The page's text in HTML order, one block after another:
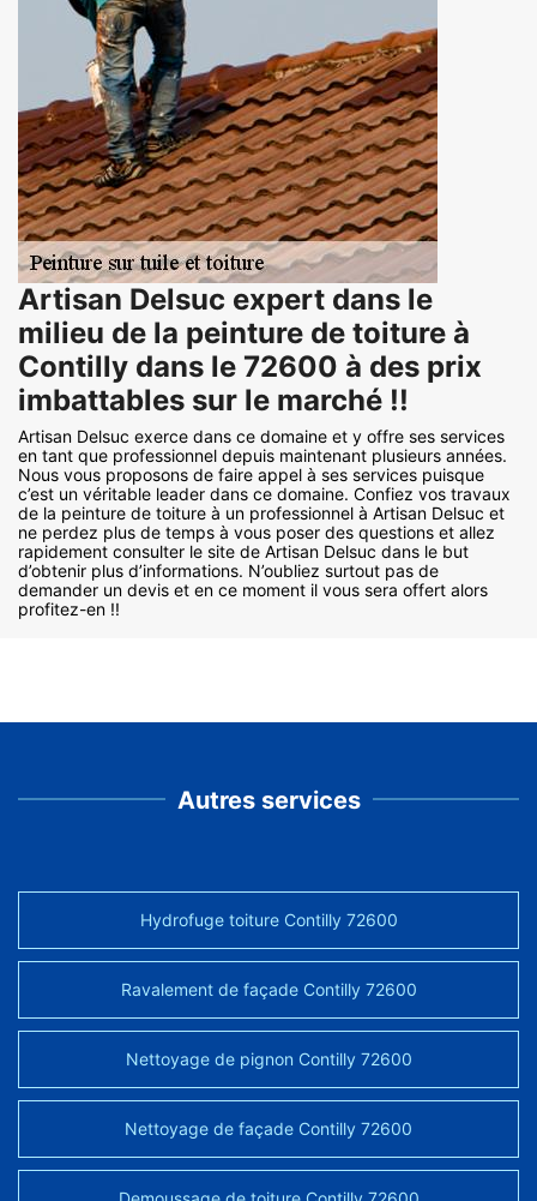
Artisan Delsuc expert dans le
milieu de la peinture de toiture à
Contilly dans le 72600 à des prix
imbattables sur le marché !!
Artisan Delsuc exerce dans ce domaine et y offre ses services
en tant que professionnel depuis maintenant plusieurs années.
Nous vous proposons de faire appel à ses services puisque
c’est un véritable leader dans ce domaine. Confiez vos travaux
de la peinture de toiture à un professionnel à Artisan Delsuc et
ne perdez plus de temps à vous poser des questions et allez
rapidement consulter le site de Artisan Delsuc dans le but
d’obtenir plus d’informations. N’oubliez surtout pas de
demander un devis et en ce moment il vous sera offert alors
profitez-en !!
Autres services
Hydrofuge toiture Contilly 72600
Ravalement de façade Contilly 72600
Nettoyage de pignon Contilly 72600
Nettoyage de façade Contilly 72600